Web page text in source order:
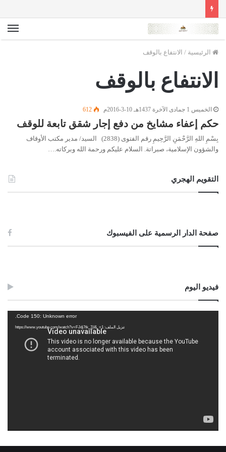
الرئيسية / الانتفاع بالوقف
الانتفاع بالوقف
الخميس 1 جمادى الآخرة 1437هـ 10-3-2016م 612
حكم إعفاء مشايخ من دفع إجار شقق تابعة للوقف
بِسْمِ اللهِ الرَّحْمَنِ الرَّحِيمِ رقم الفتوى (2838) السيد/ مدير مكتب الأوقاف
والشؤون الإسلامية، صبراتة. السلام عليكم ورحمة الله وبركاته.…
التقويم الهجري
صفحة الدار الرسمية على الفيسبوك
فيديو اليوم
Code 150: Unknown error.
تنزيل الملف: https://www.youtube.com/watch?v=FJdj7tk_7jI&_=1